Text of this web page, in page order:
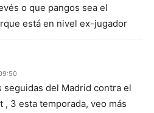
o que pangos sea el
está en nivel ex-jugador
seguidas del Madrid contra el
, 3 esta temporada, veo más